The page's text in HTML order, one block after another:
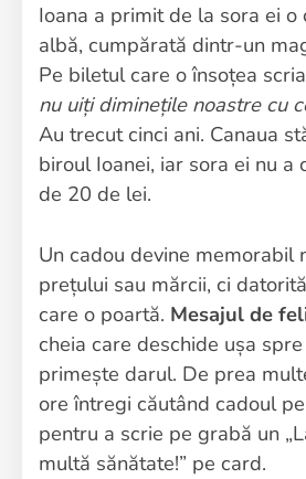
Ioana a primit de la sora ei o
albă, cumpărată dintr-un
Pe biletul care o însoțea
nu uiți diminețile noastre cu
Au trecut cinci ani. Canaua
biroul Ioanei, iar sora ei nu a
de 20 de lei.
Un cadou devine memorabil
prețului sau mărcii, ci
care o poartă. Mesajul de
cheia care deschide ușa
primește darul. De prea
ore întregi căutând cadoul
pentru a scrie pe grabă un
multă sănătate!” pe card.